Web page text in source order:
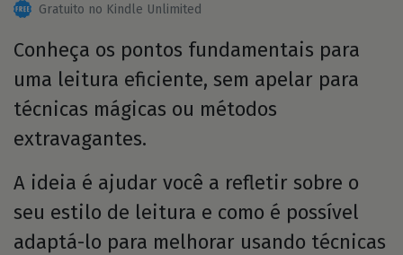
Gratuito no Kindle Unlimited
Conheça os pontos fundamentais para
uma leitura eficiente, sem apelar para
técnicas mágicas ou métodos
extravagantes.
A ideia é ajudar você a refletir sobre o
seu estilo de leitura e como é possível
adaptá-lo para melhorar usando técnicas